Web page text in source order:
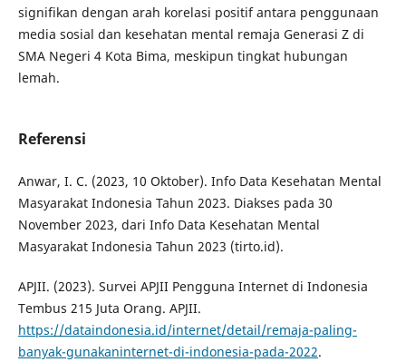
signifikan dengan arah korelasi positif antara penggunaan
media sosial dan kesehatan mental remaja Generasi Z di
SMA Negeri 4 Kota Bima, meskipun tingkat hubungan
lemah.
Referensi
Anwar, I. C. (2023, 10 Oktober). Info Data Kesehatan Mental
Masyarakat Indonesia Tahun 2023. Diakses pada 30
November 2023, dari Info Data Kesehatan Mental
Masyarakat Indonesia Tahun 2023 (tirto.id).
APJII. (2023). Survei APJII Pengguna Internet di Indonesia
Tembus 215 Juta Orang. APJII.
https://dataindonesia.id/internet/detail/remaja-paling-
banyak-gunakaninternet-di-indonesia-pada-2022.